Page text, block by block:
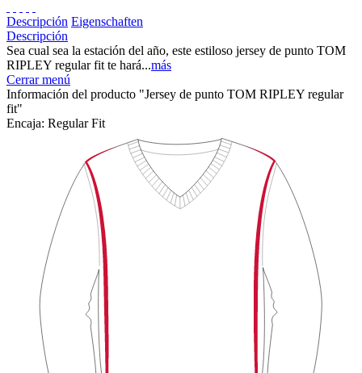
Descripción Eigenschaften
Descripción
Sea cual sea la estación del año, este estiloso jersey de punto TOM
RIPLEY regular fit te hará...más
Cerrar menú
Información del producto "Jersey de punto TOM RIPLEY regular
fit"
Encaja: Regular Fit